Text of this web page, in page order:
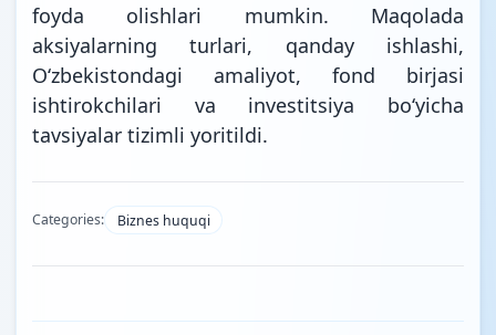
foyda olishlari mumkin. Maqolada
aksiyalarning turlari, qanday ishlashi,
O‘zbekistondagi amaliyot, fond birjasi
ishtirokchilari va investitsiya bo‘yicha
tavsiyalar tizimli yoritildi.
Categories: Biznes huquqi